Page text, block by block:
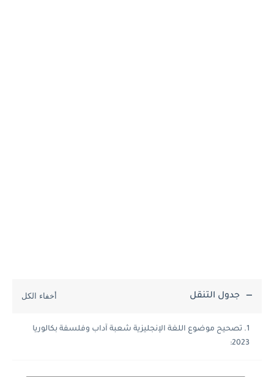
جدول التنقل
تصحيح موضوع اللغة الإنجليزية شعبة آداب وفلسفة بكالوريا
2023: